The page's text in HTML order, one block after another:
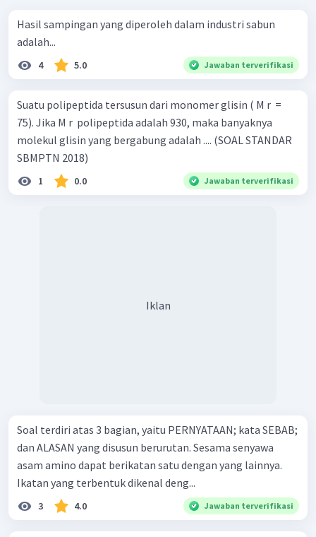
Hasil sampingan yang diperoleh dalam industri sabun
adalah...
4 5.0 Jawaban terverifikasi
Suatu polipeptida tersusun dari monomer glisin ( M r ​ =
75). Jika M r ​ polipeptida adalah 930, maka banyaknya
molekul glisin yang bergabung adalah .... (SOAL STANDAR
SBMPTN 2018)
1 0.0 Jawaban terverifikasi
Iklan
Soal terdiri atas 3 bagian, yaitu PERNYATAAN; kata SEBAB;
dan ALASAN yang disusun berurutan. Sesama senyawa
asam amino dapat berikatan satu dengan yang lainnya.
Ikatan yang terbentuk dikenal deng...
3 4.0 Jawaban terverifikasi